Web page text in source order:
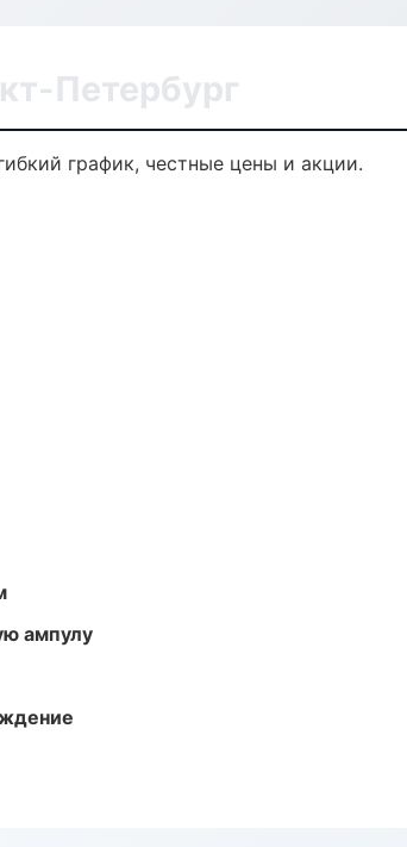
Петербург
график, честные цены и акции.
ампулу